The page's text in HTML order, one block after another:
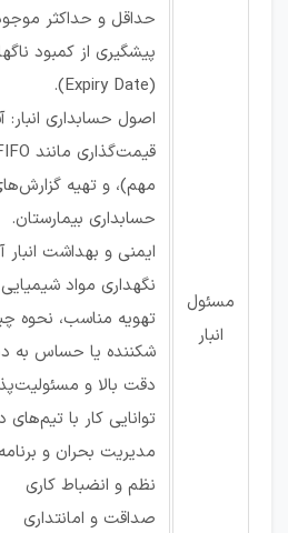
مسئول
انبار
حداقل و حداکثر
پیشگیری از کمبود
(Expiry Date).
اصول حسابداری
مهم)، و تهیه
حسابداری بیمارستان.
ایمنی و بهداشت
نگهداری مواد
تهویه مناسب، نحوه
شکننده یا حساس به
دقت بالا و
توانایی کار با تیم‌های
مدیریت بحران و
نظم و انضباط کاری
صداقت و امانتداری